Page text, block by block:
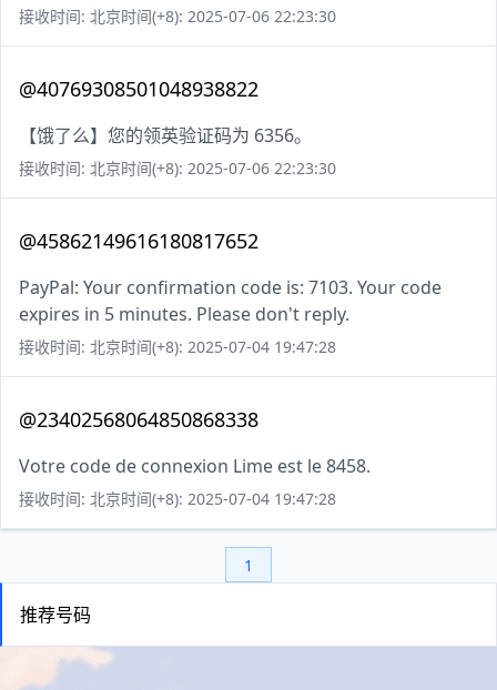
接收时间: 北京时间(+8): 2025-07-06 22:23:30
@40769308501048938822
【饿了么】您的领英验证码为 6356。
接收时间: 北京时间(+8): 2025-07-06 22:23:30
@45862149616180817652
PayPal: Your confirmation code is: 7103. Your code
expires in 5 minutes. Please don't reply.
接收时间: 北京时间(+8): 2025-07-04 19:47:28
@23402568064850868338
Votre code de connexion Lime est le 8458.
接收时间: 北京时间(+8): 2025-07-04 19:47:28
1
推荐号码